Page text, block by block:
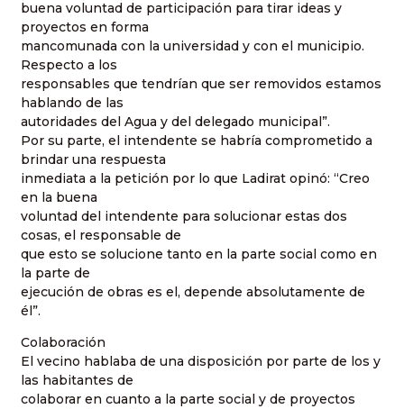
buena voluntad de participación para tirar ideas y
proyectos en forma
mancomunada con la universidad y con el municipio.
Respecto a los
responsables que tendrían que ser removidos estamos
hablando de las
autoridades del Agua y del delegado municipal”.
Por su parte, el intendente se habría comprometido a
brindar una respuesta
inmediata a la petición por lo que Ladirat opinó: “Creo
en la buena
voluntad del intendente para solucionar estas dos
cosas, el responsable de
que esto se solucione tanto en la parte social como en
la parte de
ejecución de obras es el, depende absolutamente de
él”.
Colaboración
El vecino hablaba de una disposición por parte de los y
las habitantes de
colaborar en cuanto a la parte social y de proyectos